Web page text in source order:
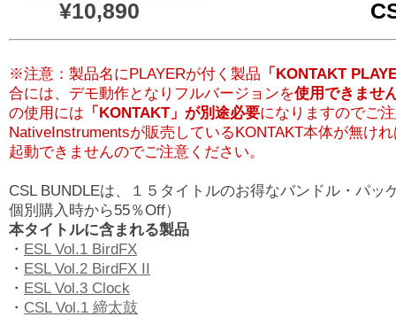
¥10,890
※注意：製品名にPLAYERが付く製品 「KONTAKT
合には、デモ動作となりフルバージョンを使用できませ
の使用には 「KONTAKT」が別途必要になりますのでご
NativeInstrumentsが販売しているKONTAKT本体が無け
起動できませんのでご注意ください。
CSL BUNDLEは、１５タイトルのお得なバンドル・パッ
個別購入時から55％Off）
本タイトルに含まれる製品
・ ESL Vol.1 BirdFX
・ ESL Vol.2 BirdFX II
・ ESL Vol.3 Clock
・ CSL Vol.1 締太鼓